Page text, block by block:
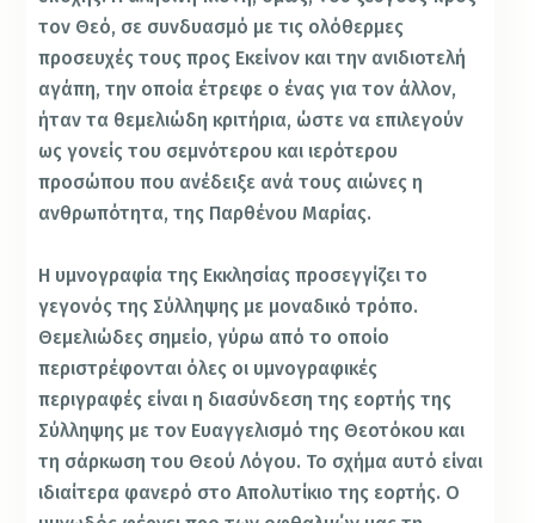
τον Θεό, σε συνδυασμό με τις ολόθερμες
προσευχές τους προς Εκείνον και την ανιδιοτελή
αγάπη, την οποία έτρεφε ο ένας για τον άλλον,
ήταν τα θεμελιώδη κριτήρια, ώστε να επιλεγούν
ως γονείς του σεμνότερου και ιερότερου
προσώπου που ανέδειξε ανά τους αιώνες η
ανθρωπότητα, της Παρθένου Μαρίας.
Η υμνογραφία της Εκκλησίας προσεγγίζει το
γεγονός της Σύλληψης με μοναδικό τρόπο.
Θεμελιώδες σημείο, γύρω από το οποίο
περιστρέφονται όλες οι υμνογραφικές
περιγραφές είναι η διασύνδεση της εορτής της
Σύλληψης με τον Ευαγγελισμό της Θεοτόκου και
τη σάρκωση του Θεού Λόγου. Το σχήμα αυτό είναι
ιδιαίτερα φανερό στο Απολυτίκιο της εορτής. Ο